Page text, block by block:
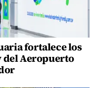
fortalece los
Aeropuerto